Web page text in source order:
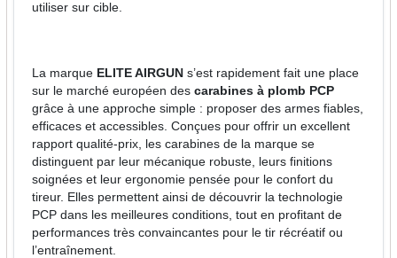
utiliser sur cible.
La marque ELITE AIRGUN s’est rapidement fait une place
sur le marché européen descarabines à plomb PCP
grâce à une approche simple : proposer des armes fiables,
efficaces et accessibles. Conçues pour offrir un excellent
rapport qualité-prix, les carabines de la marque se
distinguent par leur mécanique robuste, leurs finitions
soignées et leur ergonomie pensée pour le confort du
tireur. Elles permettent ainsi de découvrir la technologie
PCP dans les meilleures conditions, tout en profitant de
performances très convaincantes pour le tir récréatif ou
l’entraînement.